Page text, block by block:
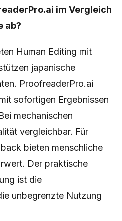
im Vergleich
ab?
Human Editing mit
japanische
ProofreaderPro.ai
sofortigen Ergebnissen
mechanischen
vergleichbar. Für
bieten menschliche
Der praktische
ist die
unbegrenzte Nutzung